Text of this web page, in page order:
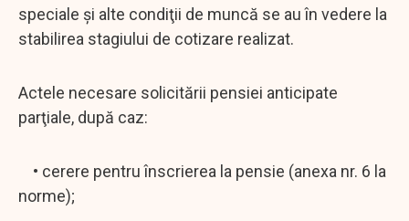
speciale şi alte condiţii de muncă se au în vedere la
stabilirea stagiului de cotizare realizat.
Actele necesare solicitării pensiei anticipate
parţiale, după caz:
• cerere pentru înscrierea la pensie (anexa nr. 6 la
norme);